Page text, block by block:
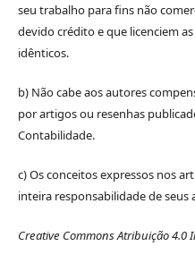
seu trabalho para fins não
devido crédito e que licenciem
idênticos.
b) Não cabe aos autores
por artigos ou resenhas
Contabilidade.
c) Os conceitos expressos nos
inteira responsabilidade de seus
Creative Commons Atribuição 4.0